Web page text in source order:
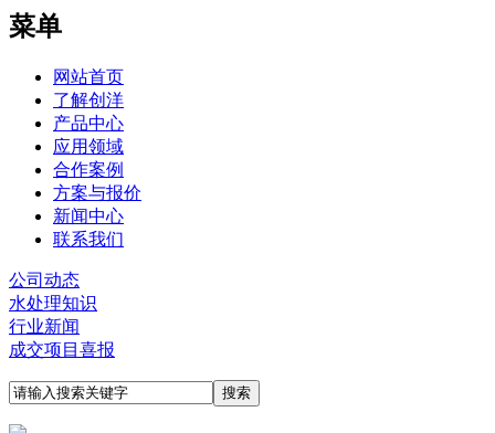
菜单
网站首页
了解创洋
产品中心
应用领域
合作案例
方案与报价
新闻中心
联系我们
公司动态
水处理知识
行业新闻
成交项目喜报